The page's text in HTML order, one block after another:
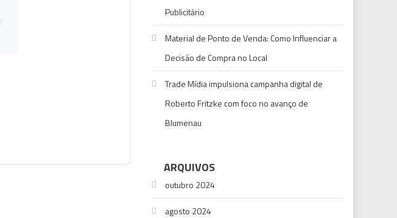
Publicitário
Material de Ponto de Venda: Como Influenciar a
Decisão de Compra no Local
Trade Mídia impulsiona campanha digital de
Roberto Fritzke com foco no avanço de
Blumenau
ARQUIVOS
outubro 2024
agosto 2024